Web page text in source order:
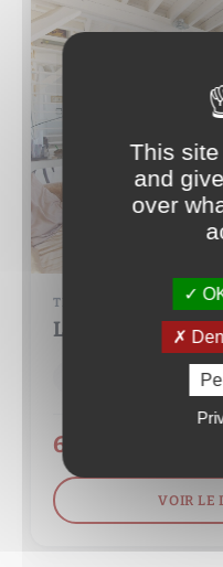
TRIPLEX
LE PRE-SAINT-
3
645 000 €
VOIR LE
This
and
over